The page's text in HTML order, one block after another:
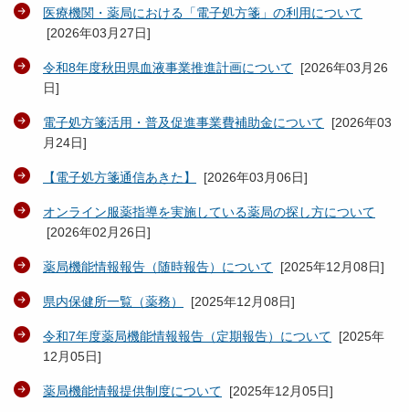
医療機関・薬局における「電子処方箋」の利用について
[2026年03月27日]
令和8年度秋田県血液事業推進計画について [2026年03月26
日]
電子処方箋活用・普及促進事業費補助金について [2026年03
月24日]
【電子処方箋通信あきた】 [2026年03月06日]
オンライン服薬指導を実施している薬局の探し方について
[2026年02月26日]
薬局機能情報報告（随時報告）について [2025年12月08日]
県内保健所一覧（薬務） [2025年12月08日]
令和7年度薬局機能情報報告（定期報告）について [2025年
12月05日]
薬局機能情報提供制度について [2025年12月05日]